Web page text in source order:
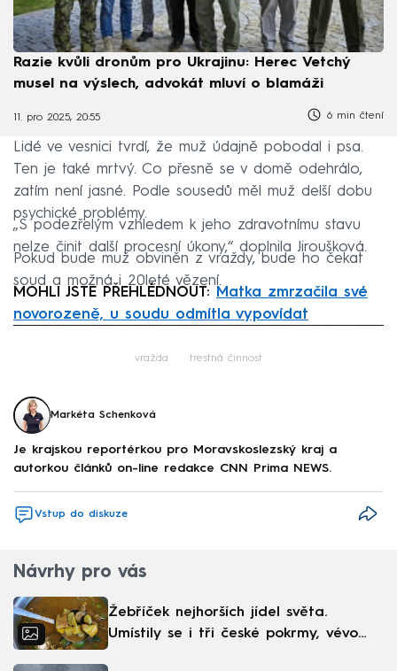
Razie kvůli dronům pro Ukrajinu: Herec Vetchý
musel na výslech, advokát mluví o blamáži
11. pro 2025, 20:55 6 min čtení
Lidé ve vesnici tvrdí, že muž údajně pobodal i psa.
Ten je také mrtvý. Co přesně se v domě odehrálo,
zatím není jasné. Podle sousedů měl muž delší dobu
psychické problémy.
„S podezřelým vzhledem k jeho zdravotnímu stavu
nelze činit další procesní úkony,“ doplnila Jiroušková.
Pokud bude muž obviněn z vraždy, bude ho čekat
soud a možná i 20leté vězení.
MOHLI JSTE PŘEHLÉDNOUT: Matka zmrzačila své
novorozeně, u soudu odmítla vypovídat
vražda trestná činnost
Markéta Schenková
Je krajskou reportérkou pro Moravskoslezský kraj a
autorkou článků on-line redakce CNN Prima NEWS.
Vstup do diskuze
Návrhy pro vás
Žebříček nejhorších jídel světa.
Umístily se i tři české pokrmy, vévodí